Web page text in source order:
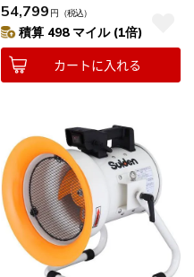
54,799 円 （税込）
積算 498 マイル (1倍)
カートに入れる